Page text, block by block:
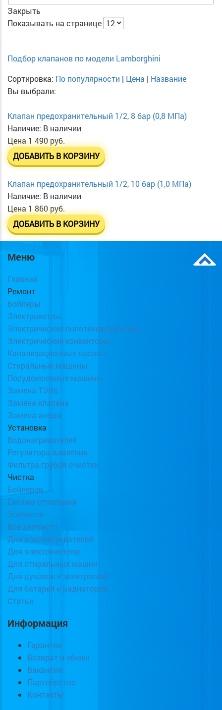
Закрыть
Показывать на странице
Подбор клапанов по модели Lamborghini
Сортировка: По популярности | Цена | Название
Вы выбрали:
Клапан предохранительный 1/2, 8 бар (0,8 МПа)
Наличие: В наличии
Цена1 490 руб.
ДОБАВИТЬ В КОРЗИНУ
Клапан предохранительный 1/2, 10 бар (1,0 МПа)
Наличие: В наличии
Цена1 860 руб.
ДОБАВИТЬ В КОРЗИНУ
Меню
Главная
Ремонт
Бойлеры
Электрокотлы
Электрические полотенцесушители
Электрические конвекторы
Канализационные насосы
Стиральные машины
Посудомоечные машины
Замена ТЭНа
Замена клапана
Замена анода
Установка
Водонагревателей
Регулятора давления
Фильтра грубой очистки
Чистка
Бойлеров
Систем отопления
Запчасти
Все запчасти
Для водонагревателей
Для электрокотлов
Для стиральных машин
Для духовок и электроплит
Для батарей и радиаторов
Статьи
Информация
Гарантия
Возврат и обмен
Вакансии
Партнёрство
Контакты